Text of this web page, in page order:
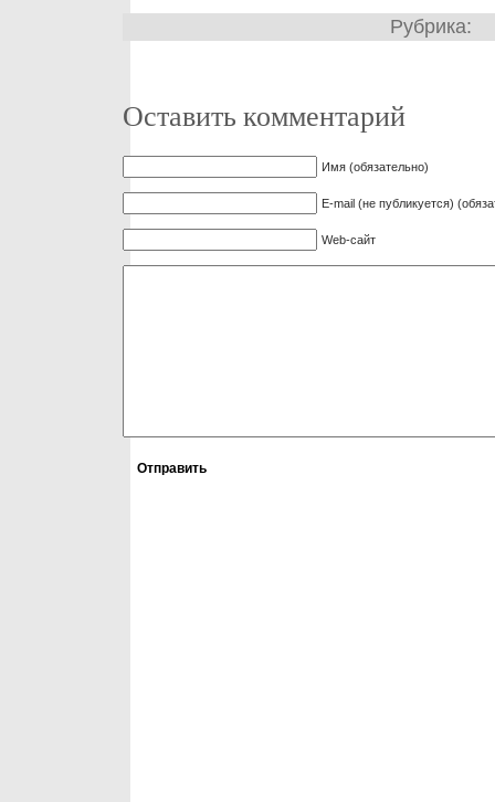
Рубрика:
Оставить комментарий
Имя (обязательно)
E-mail (не публикуется)
Web-сайт